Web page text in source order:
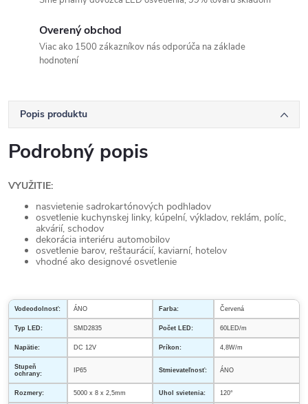
Overený obchod
Viac ako 1500 zákazníkov nás odporúča na základe
hodnotení
Popis produktu
Podrobný popis
VYUŽITIE:
nasvietenie sadrokartónových podhladov
osvetlenie kuchynskej linky, kúpelní, výkladov, reklám, políc,
akvárií, schodov
dekorácia interiéru automobilov
osvetlenie barov, reštaurácií, kaviarní, hotelov
vhodné ako designové osvetlenie
Vodeodolnosť: ÁNO Farba: Červená
Typ LED: SMD2835 Počet LED: 60LED/m
Napätie: DC 12V Príkon: 4,8W/m
Stupeň
ochrany:
IP65 Stmievateľnosť: ÁNO
Rozmery: 5000 x 8 x 2,5mm Uhol svietenia: 120°